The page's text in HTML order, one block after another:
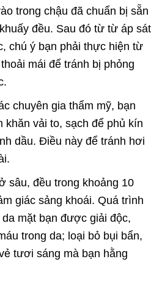
trong chậu đã chuẩn bị sẵn
đều. Sau đó từ từ áp sát
chú ý bạn phải thực hiện từ
mái để tránh bị phỏng
chuyên gia thẩm mỹ, bạn
khăn vải to, sạch để phủ kín
dầu. Điều này để tránh hơi
sâu, đều trong khoảng 10
giác sảng khoái. Quá trình
mặt bạn được giải độc,
trong da; loại bỏ bụi bẩn,
tươi sáng mà bạn hằng